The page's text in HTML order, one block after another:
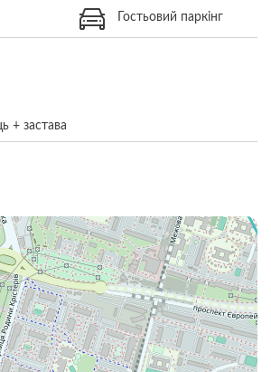
Гостьовий паркінг
+ застава